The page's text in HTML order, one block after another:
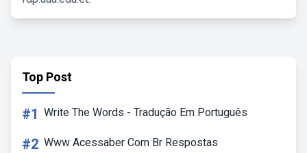
Top Post
#1 Write The Words - Tradução Em Português
#2 Www Acessaber Com Br Respostas